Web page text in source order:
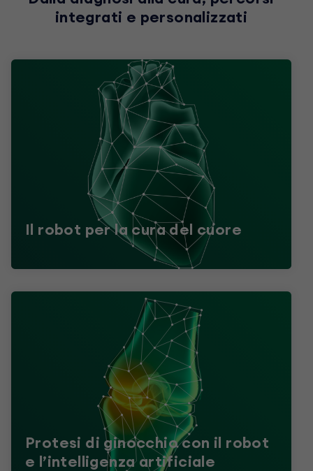
integrati e personalizzati
Il robot per la cura del cuore
Protesi di ginocchio con il robot
e l’intelligenza artificiale